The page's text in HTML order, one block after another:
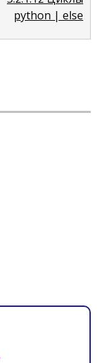
python | else